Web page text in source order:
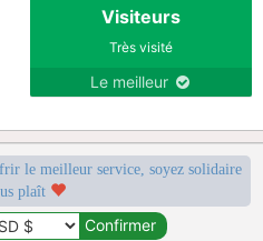
Visiteurs
Très visité
Le meilleur
le meilleur service, soyez solidaire
plaît